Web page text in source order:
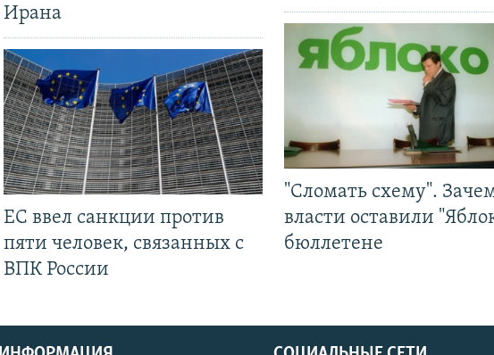
Ирана
ЕС ввел санкции против
пяти человек, связанных с
ВПК России
"Сломать схему".
власти оставили
бюллетене